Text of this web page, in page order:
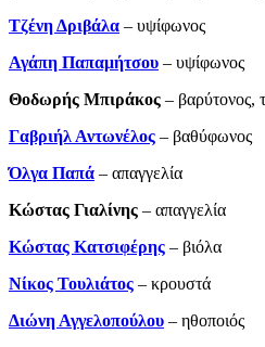
Τζένη Δριβάλα – υψίφωνος
Αγάπη Παπαμήτσου – υψίφωνος
Θοδωρής Μπιράκος – βαρύτονος,
Γαβριήλ Αντωνέλος – βαθύφωνος
Όλγα Παπά – απαγγελία
Κώστας Γιαλίνης ­– απαγγελία
Κώστας Κατσιφέρης – βιόλα
Νίκος Τουλιάτος – κρουστά
Διώνη Αγγελοπούλου – ηθοποιός